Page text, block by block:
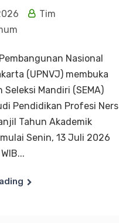
Tim
Nasional
(UPNVJ) membuka
Mandiri (SEMA)
Pendidikan Profesi Ners
Tahun Akademik
Senin, 13 Juli 2026